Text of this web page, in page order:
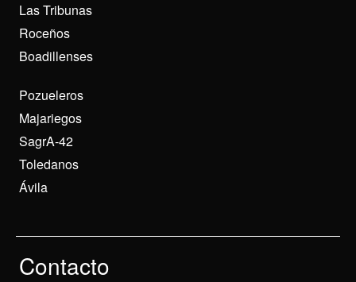
Las Tribunas
Roceños
Boadillenses
Pozueleros
Majariegos
SagrA-42
Toledanos
Ávila
Contacto